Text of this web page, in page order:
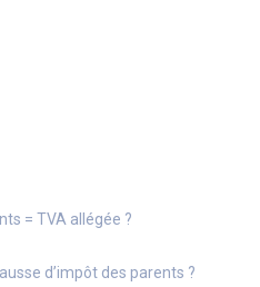
= TVA allégée ?
d’impôt des parents ?